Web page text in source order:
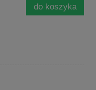
do koszyka